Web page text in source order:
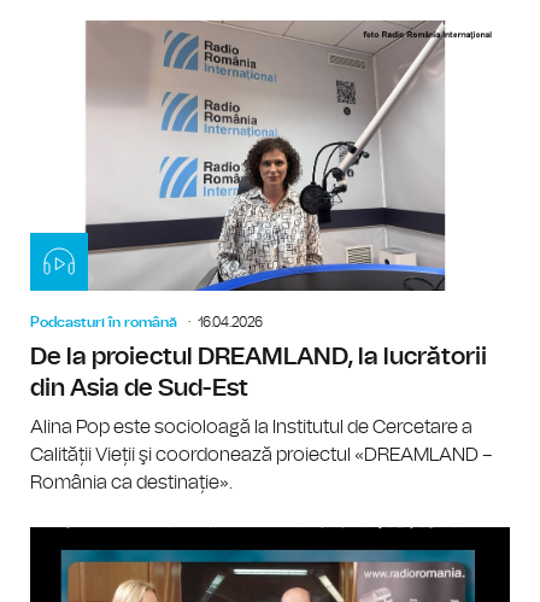
Podcasturi în română 16.04.2026
De la proiectul DREAMLAND, la lucrătorii
din Asia de Sud-Est
Alina Pop este socioloagă la Institutul de Cercetare a
Calității Vieții şi coordonează proiectul «DREAMLAND –
România ca destinație».